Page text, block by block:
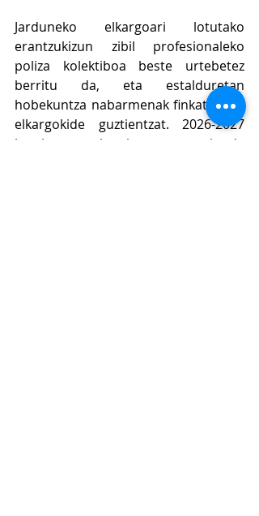
Jarduneko elkargoari lotutako
erantzukizun zibil profesionaleko
poliza kolektiboa beste urtebetez
berritu da, eta estalduretan
hobekuntza nabarmenak finkatu dira
elkargokide guztientzat. 2026-2027
berritzearen berritasun nagusia da